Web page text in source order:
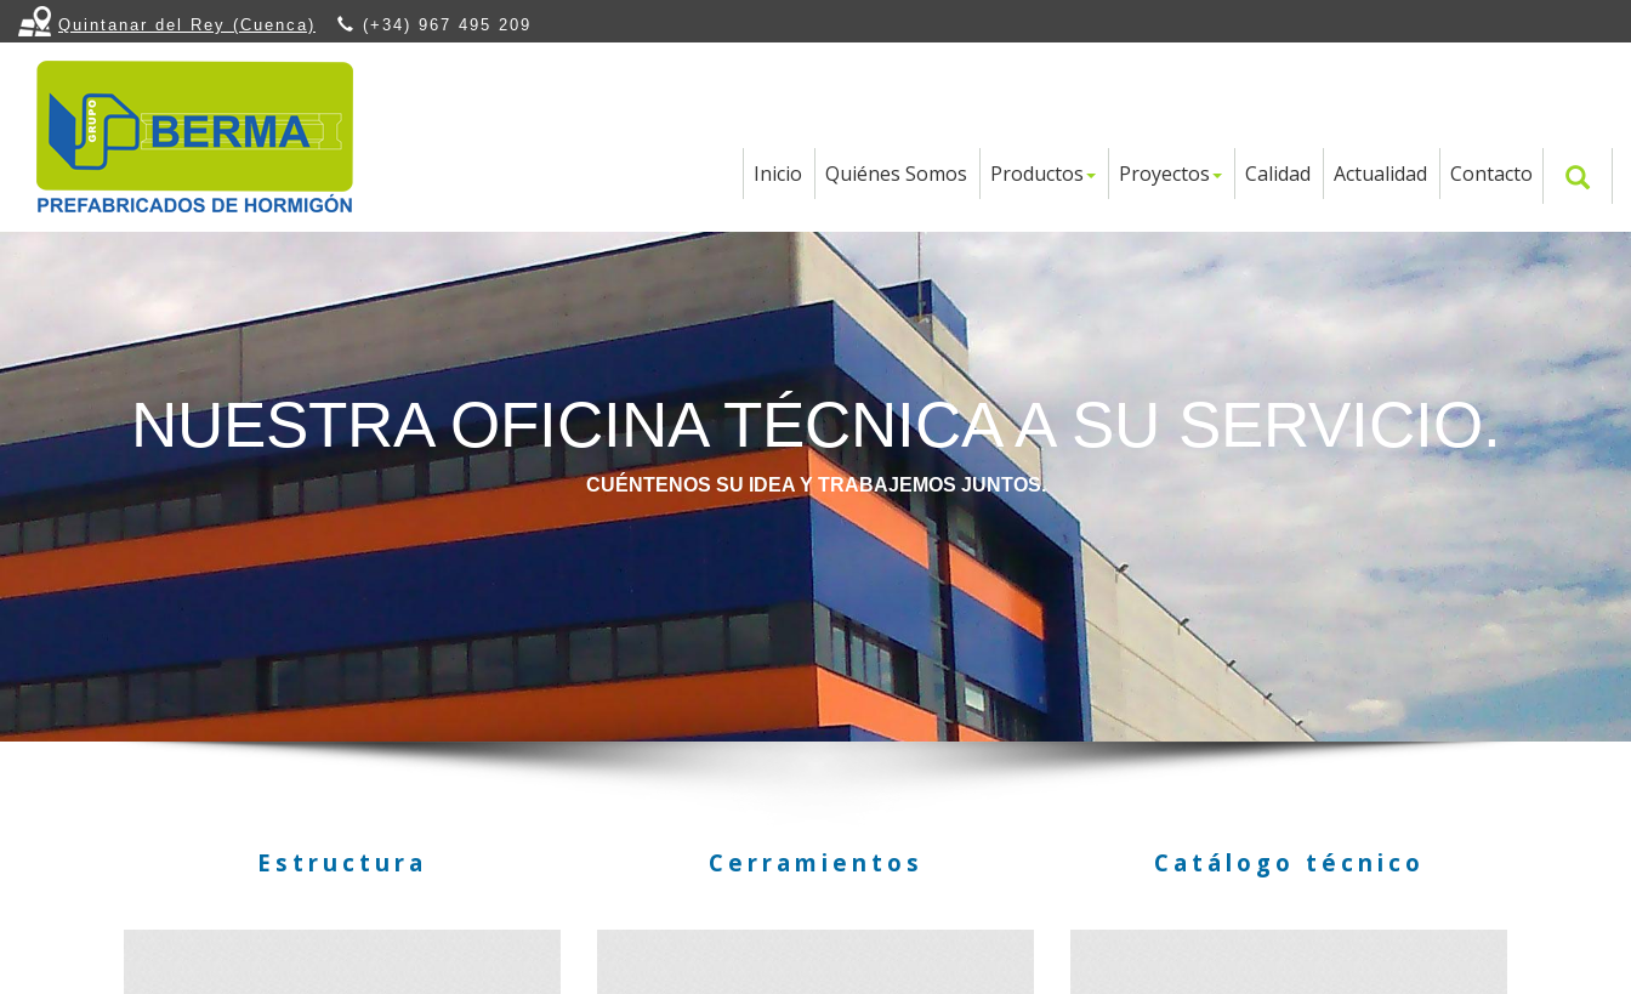
Quintanar del Rey (Cuenca) (+34) 967 495 209
Inicio Quiénes Somos Productos Proyectos Calidad Actualidad Contacto
CALIDAD, EXPERIENCIA, INNOVACIÓN,
TECNOLOGÍA Y PROFESIONALIDAD,
GRUPO BERMA A SU SERVICIO
Estructura Cerramientos Catálogo técnico